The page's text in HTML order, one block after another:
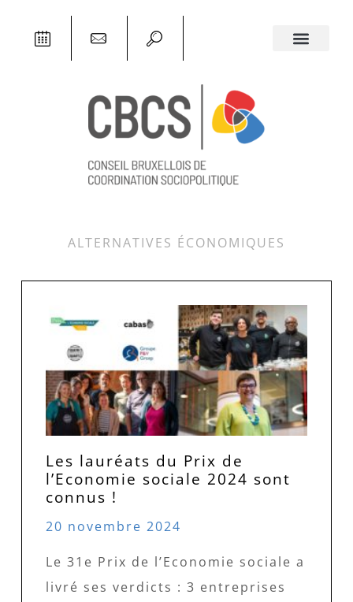
ALTERNATIVES ÉCONOMIQUES
Les lauréats du Prix de
l’Economie sociale 2024 sont
connus !
20 novembre 2024
Le 31e Prix de l’Economie sociale a
livré ses verdicts : 3 entreprises